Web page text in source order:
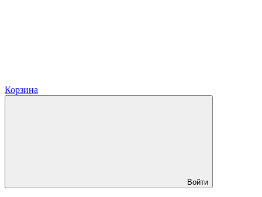
Корзина
Войти